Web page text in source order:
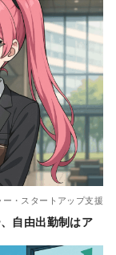
ー・スタートアップ支援
自由出勤制はア